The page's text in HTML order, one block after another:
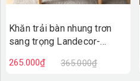
Khăn trải bàn nhung trơn
sang trọng Landecor-
265.000₫ 365.000₫